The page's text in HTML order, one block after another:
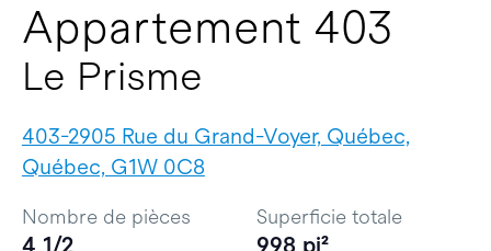
Appartement 403
Le Prisme
403-2905 Rue du Grand-Voyer, Québec,
Québec, G1W 0C8
Nombre de pièces
4 1/2
Superficie totale
998 pi²